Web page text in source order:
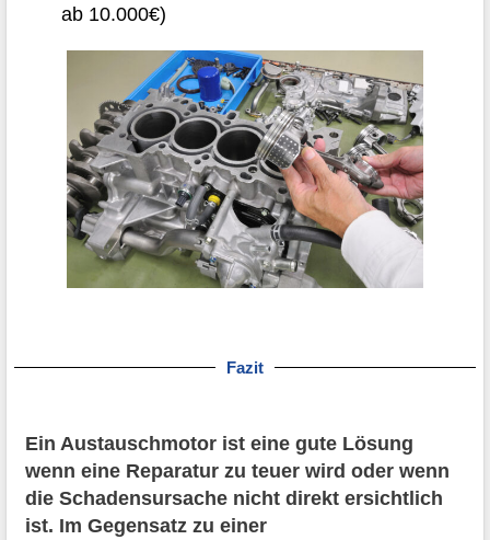
ab 10.000€)
Fazit
Ein Austauschmotor ist eine gute Lösung
wenn eine Reparatur zu teuer wird oder wenn
die Schadensursache nicht direkt ersichtlich
ist. Im Gegensatz zu einer